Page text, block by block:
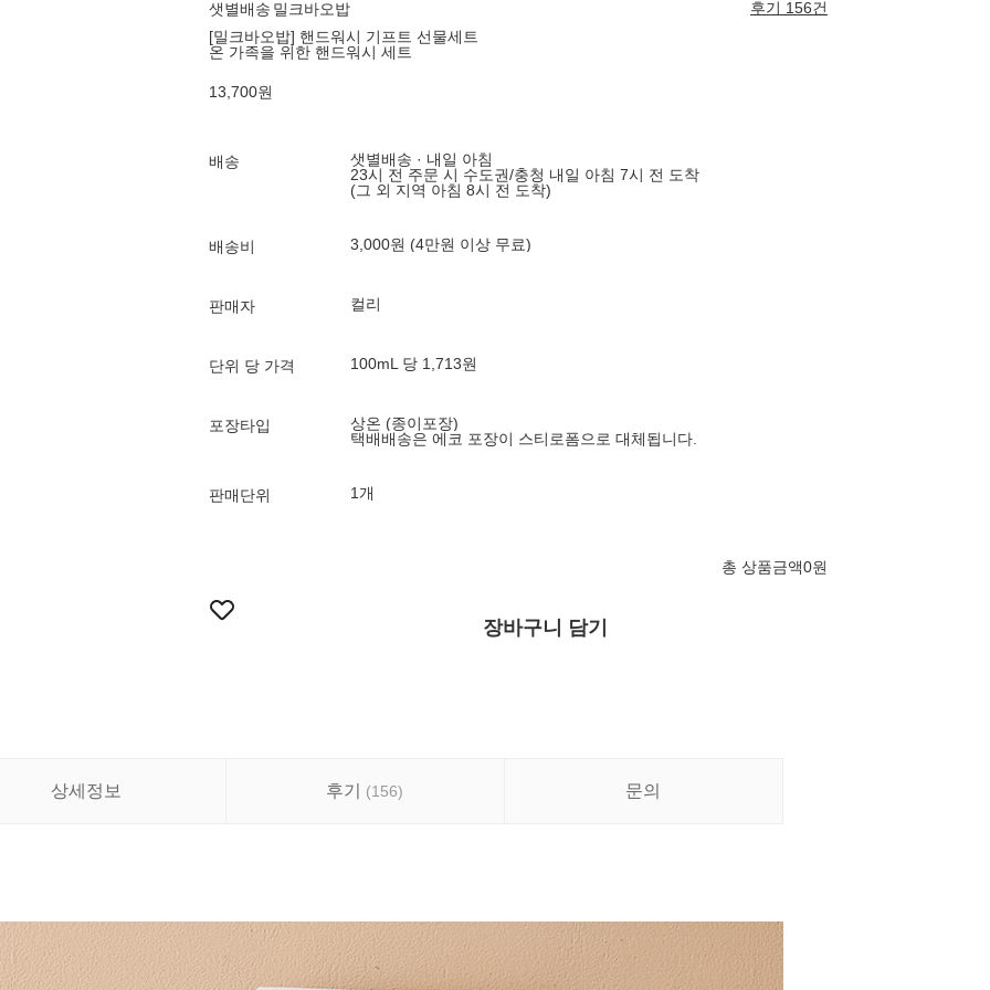
샛별배송 밀크바오밥
후기 156건
[밀크바오밥] 핸드워시 기프트 선물세트
온 가족을 위한 핸드워시 세트
13,700원
배송
샛별배송 · 내일 아침
23시 전 주문 시 수도권/충청 내일 아침 7시 전 도착
(그 외 지역 아침 8시 전 도착)
배송비 3,000원 (4만원 이상 무료)
판매자 컬리
단위 당 가격 100mL 당 1,713원
포장타입
상온 (종이포장)
택배배송은 에코 포장이 스티로폼으로 대체됩니다.
판매단위 1개
총 상품금액0원
장바구니 담기
상세정보 후기 (156) 문의